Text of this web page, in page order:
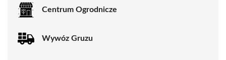
Centrum Ogrodnicze
Wywóz Gruzu